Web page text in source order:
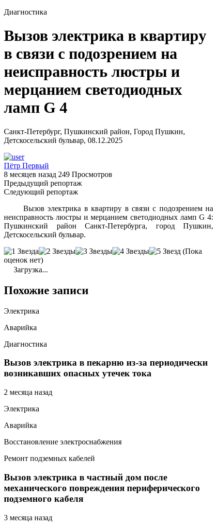
Диагностика
Вызов электрика в квартиру
в связи с подозрением на
неисправность люстры и
мерцанием светодиодных
ламп G 4
Санкт-Петербург, Пушкинский район, Город Пушкин,
Детскосельский бульвар, 08.12.2025
Пётр Первый
8 месяцев назад 249 Просмотров
Предыдущий репортаж
Следующий репортаж
Вызов электрика в квартиру в связи с подозрением на
неисправность люстры и мерцанием светодиодных ламп G 4:
Пушкинский район Санкт-Петербурга, город Пушкин,
Детскосельский бульвар.
(Пока
оценок нет)
Загрузка...
Похожие записи
Электрика
Аварийка
Диагностика
Вызов электрика в пекарню из-за периодически
возникавших опасных утечек тока
2 месяца назад
Электрика
Аварийка
Восстановление электроснабжения
Ремонт подземных кабелей
Вызов электрика в частный дом после
механического повреждения периферического
подземного кабеля
3 месяца назад